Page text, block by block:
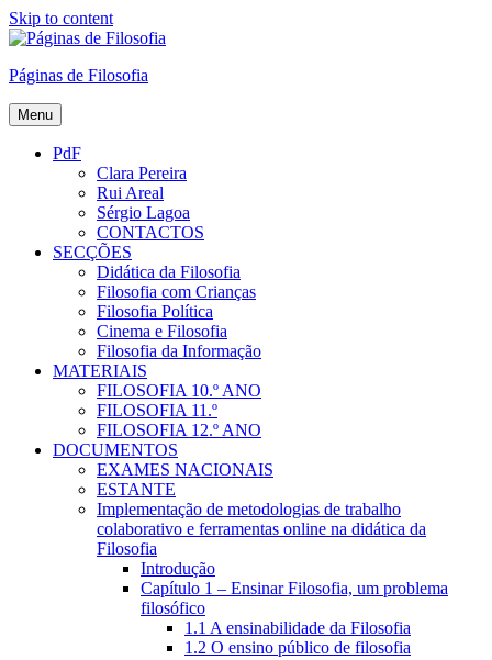
Skip to content
Páginas de Filosofia
Menu
PdF
Clara Pereira
Rui Areal
Sérgio Lagoa
CONTACTOS
SECÇÕES
Didática da Filosofia
Filosofia com Crianças
Filosofia Política
Cinema e Filosofia
Filosofia da Informação
MATERIAIS
FILOSOFIA 10.º ANO
FILOSOFIA 11.º
FILOSOFIA 12.º ANO
DOCUMENTOS
EXAMES NACIONAIS
ESTANTE
Implementação de metodologias de trabalho
colaborativo e ferramentas online na didática da
Filosofia
Introdução
Capítulo 1 – Ensinar Filosofia, um problema
filosófico
1.1 A ensinabilidade da Filosofia
1.2 O ensino público de filosofia